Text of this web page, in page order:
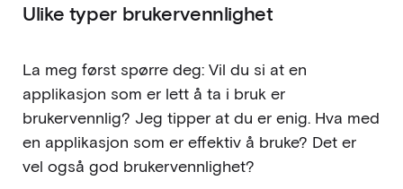
Ulike typer brukervennlighet
La meg først spørre deg: Vil du si at en
applikasjon som er lett å ta i bruk er
brukervennlig? Jeg tipper at du er enig. Hva med
en applikasjon som er effektiv å bruke? Det er
vel også god brukervennlighet?